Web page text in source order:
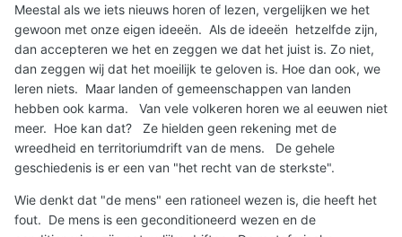
Meestal als we iets nieuws horen of lezen, vergelijken we het
gewoon met onze eigen ideeën. Als de ideeën hetzelfde zijn,
dan accepteren we het en zeggen we dat het juist is. Zo niet,
dan zeggen wij dat het moeilijk te geloven is. Hoe dan ook, we
leren niets. Maar landen of gemeenschappen van landen
hebben ook karma. Van vele volkeren horen we al eeuwen niet
meer. Hoe kan dat? Ze hielden geen rekening met de
wreedheid en territoriumdrift van de mens. De gehele
geschiedenis is er een van "het recht van de sterkste".
Wie denkt dat "de mens" een rationeel wezen is, die heeft het
fout. De mens is een geconditioneerd wezen en de